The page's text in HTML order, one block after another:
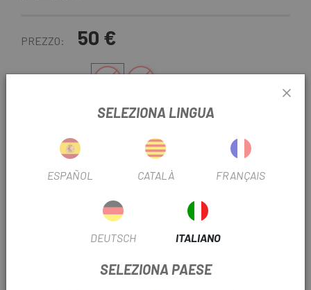
PREZZO: 50 €
DS21018-3042
FAMMI SAPERE QUANDO SEI DISPONIBILE.
SELEZIONA LINGUA
ESPAÑOL CATALÀ FRANÇAIS
DEUTSCH ITALIANO
SELEZIONA PAESE